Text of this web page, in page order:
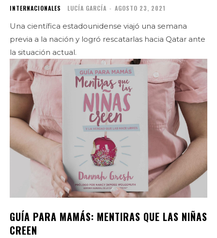
INTERNACIONALES LUCÍA GARCÍA - AGOSTO 23, 2021
Una científica estadounidense viajó una semana
previa a la nación y logró rescatarlas hacia Qatar ante
la situación actual.
GUÍA PARA MAMÁS: MENTIRAS QUE LAS NIÑAS
CREEN